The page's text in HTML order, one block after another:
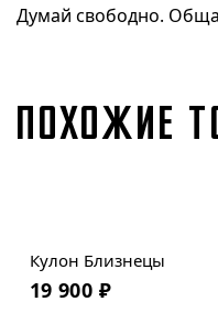
Думай свободно.
ПОХОЖИЕ
Кулон Близнецы
19 900 ₽